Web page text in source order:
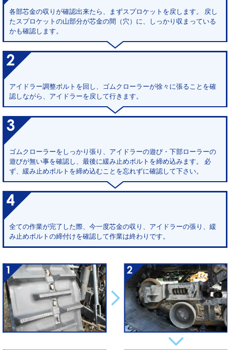
各部芯金の収りが確認出来たら、まずスプロケットを戻します。 戻し
たスプロケットの山部分が芯金の間（穴）に、しっかり収まっている
かも確認します。
アイドラー調整ボルトを回し、ゴムクローラーが徐々に張ることを確
認しながら、アイドラーを戻して行きます。
ゴムクローラーをしっかり張り、アイドラーの遊び・下部ローラーの
遊びが無い事を確認し、最後に緩み止めボルトを締め込みます。 必
ず、緩み止めボルトを締め込むことを忘れずに確認して下さい。
全ての作業が完了した際、今一度芯金の収り、アイドラーの張り、緩
み止めボルトの締付けを確認して作業は終わりです。